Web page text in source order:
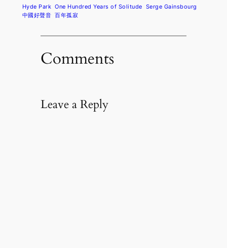
Hyde Park One Hundred Years of Solitude Serge Gainsbourg
中國好聲音 百年孤寂
Comments
Leave a Reply